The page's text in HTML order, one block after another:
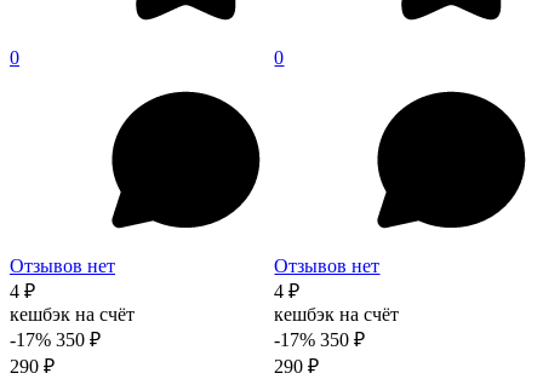
0
Отзывов нет
4 ₽
кешбэк на счёт
-17% 350 ₽
290 ₽
0
Отзывов нет
4 ₽
кешбэк на счёт
-17% 350 ₽
290 ₽